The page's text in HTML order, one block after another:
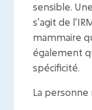
sensible.
s’agit de
mammaire
également
spécificité.
La